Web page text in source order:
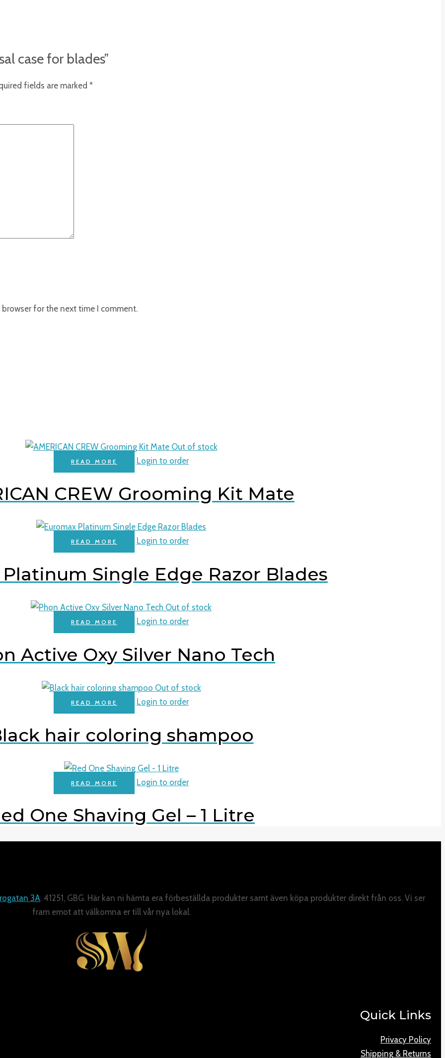
case for blades”
fields are marked*
for the next time I comment.
Out of stock
READ MORE Login to order
CREW Grooming Kit Mate
READ MORE Login to order
Single Edge Razor Blades
Out of stock
READ MORE Login to order
Active Oxy Silver Nano Tech
Out of stock
READ MORE Login to order
hair coloring shampoo
READ MORE Login to order
One Shaving Gel – 1 Litre
3A. 41251, GBG. Här kan ni hämta era förbeställda produkter samt även köpa produkter direkt från oss. Vi ser
fram emot att välkomna er till vår nya lokal.
Quick Links
Privacy Policy
Shipping & Returns